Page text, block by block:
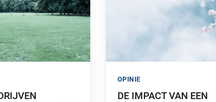
DE IMPACT VAN EEN
OPINIE